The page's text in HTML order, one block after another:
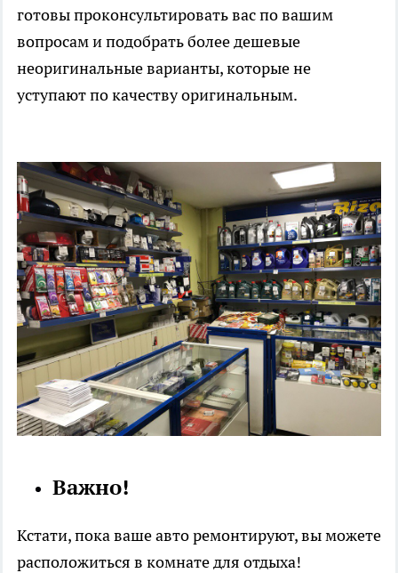
готовы проконсультировать вас по вашим
вопросам и подобрать более дешевые
неоригинальные варианты, которые не
уступают по качеству оригинальным.
Важно!
Кстати, пока ваше авто ремонтируют, вы можете
расположиться в комнате для отдыха!